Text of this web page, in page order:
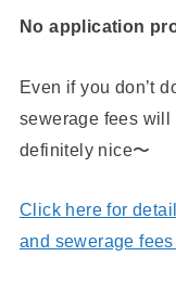
No application
Even if you don’t
sewerage fees will
definitely nice〜
Click here for
and sewerage